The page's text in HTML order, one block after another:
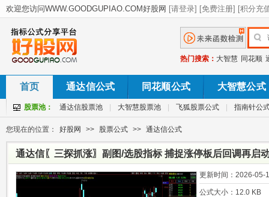
热门搜索： 大智慧 同花顺
首页 通达信公式 同花顺公式 大智慧公式
股票池： 通达信股票池 大智慧股票池 飞狐股票公式 指南针公
您现在的位置： 好股网 >> 股票公式 >> 通达信公式
通达信〖三探抓涨〗副图/选股指标 捕捉涨停板后回调再启
更新时间： 2026-05-
公式大小： 12.0 KB